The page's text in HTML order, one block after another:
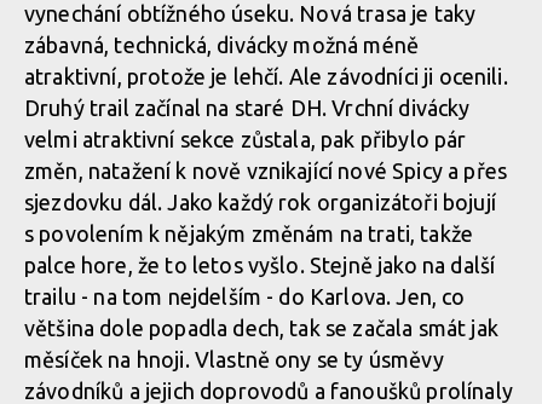
Norco Enduro Race Morávka - Jára Sijka / Enduroserie.cz
Norco Enduro Race Morávka - Jára Sijka / Enduroserie.cz
Norco Enduro Race Morávka - Jára Sijka / Enduroserie.cz
Norco Enduro Race Morávka - Jára Sijka / Enduroserie.cz
vynechání obtížného úseku. Nová trasa je taky
zábavná, technická, divácky možná méně
atraktivní, protože je lehčí. Ale závodníci ji ocenili.
Druhý trail začínal na staré DH. Vrchní divácky
velmi atraktivní sekce zůstala, pak přibylo pár
změn, natažení k nově vznikající nové Spicy a přes
sjezdovku dál. Jako každý rok organizátoři bojují
s povolením k nějakým změnám na trati, takže
palce hore, že to letos vyšlo. Stejně jako na další
trailu - na tom nejdelším - do Karlova. Jen, co
většina dole popadla dech, tak se začala smát jak
měsíček na hnoji. Vlastně ony se ty úsměvy
závodníků a jejich doprovodů a fanoušků prolínaly